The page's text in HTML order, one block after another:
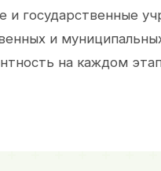
и государственные
и
на каждом